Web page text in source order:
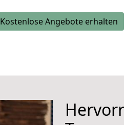
Kostenlose Angebote erhalten